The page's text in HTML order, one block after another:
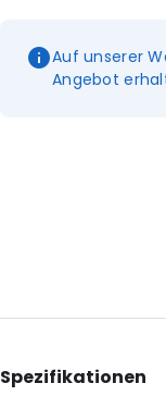
Auf unserer
Angebot
Spezifikationen